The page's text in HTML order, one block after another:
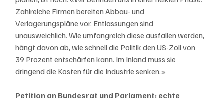
Zahlreiche Firmen bereiten Abbau- und
Verlagerungspläne vor. Entlassungen sind
unausweichlich. Wie umfangreich diese ausfallen werden,
hängt davon ab, wie schnell die Politik den US-Zoll von
39 Prozent entschärfen kann. Im Inland muss sie
dringend die Kosten für die Industrie senken.»
Petition an Bundesrat und Parlament: echte